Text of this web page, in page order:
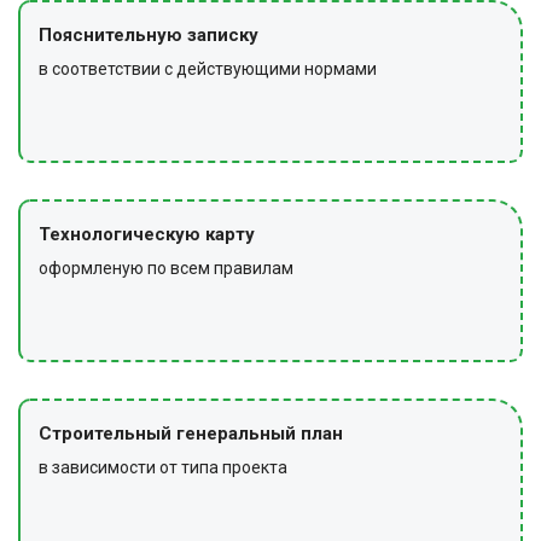
Пояснительную записку
в соответствии с действующими нормами
Технологическую карту
оформленую по всем правилам
Строительный генеральный план
в зависимости от типа проекта